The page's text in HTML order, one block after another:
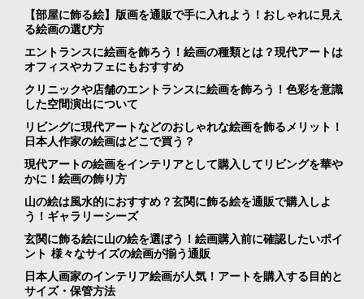
【部屋に飾る絵】版画を通販で手に入れよう！おしゃれに見え
る絵画の選び方
エントランスに絵画を飾ろう！絵画の種類とは？現代アートは
オフィスやカフェにもおすすめ
クリニックや店舗のエントランスに絵画を飾ろう！色彩を意識
した空間演出について
リビングに現代アートなどのおしゃれな絵画を飾るメリット！
日本人作家の絵画はどこで買う？
現代アートの絵画をインテリアとして購入してリビングを華や
かに！絵画の飾り方
山の絵は風水的におすすめ？玄関に飾る絵を通販で購入しよ
う！ギャラリーシーズ
玄関に飾る絵に山の絵を選ぼう！絵画購入前に確認したいポイ
ント 様々なサイズの絵画が揃う通販
日本人画家のインテリア絵画が人気！アートを購入する目的と
サイズ・保管方法